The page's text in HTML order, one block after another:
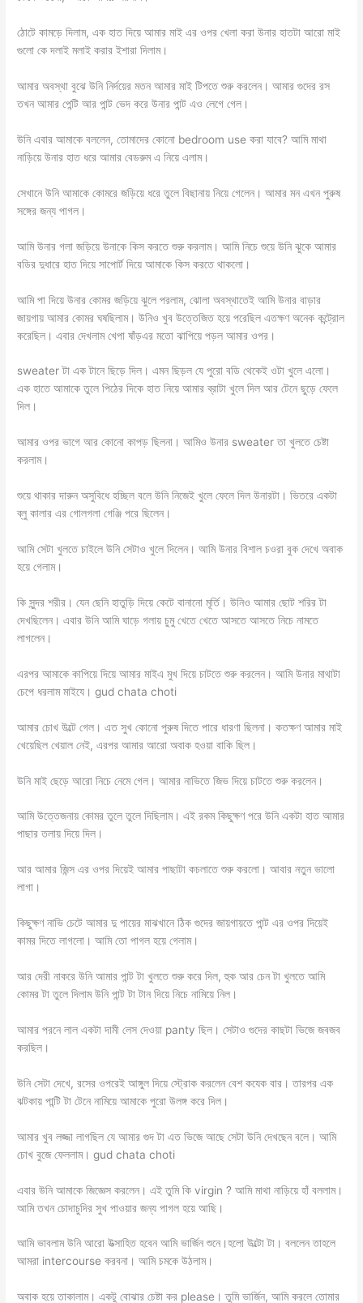
ঠোটে কামড়ে দিলাম, এক হাত দিয়ে আমার মাই এর ওপর খেলা করা উনার হাতটা আরো মাই
গুলো কে দলাই মলাই করার ইশারা দিলাম।
আমার অবস্থা বুঝে উনি নির্দয়ের মতন আমার মাই টিপতে শুরু করলেন। আমার গুদের রস
তখন আমার পেন্টি আর পান্ট ভেদ করে উনার পান্ট এও লেগে গেল।
উনি এবার আমাকে বললেন, তোমাদের কোনো bedroom use করা যাবে? আমি মাথা
নাড়িয়ে উনার হাত ধরে আমার বেডরুম এ নিয়ে এলাম।
সেখানে উনি আমাকে কোমরে জড়িয়ে ধরে তুলে বিছানায় নিয়ে গেলেন। আমার মন এখন পুরুষ
সঙ্গের জন্য পাগল।
আমি উনার গলা জড়িয়ে উনাকে কিস করতে শুরু করলাম। আমি নিচে শুয়ে উনি ঝুকে আমার
বডির দুধারে হাত দিয়ে সাপোর্ট দিয়ে আমাকে কিস করতে থাকলো।
আমি পা দিয়ে উনার কোমর জড়িয়ে ঝুলে পরলাম, ঝোলা অবস্থাতেই আমি উনার বাড়ার
জায়গায় আমার কোমর ঘষছিলাম। উনিও খুব উত্তেজিত হয়ে পরেছিল এতক্ষণ অনেক কন্ট্রোল
করেছিল। এবার দেখলাম খেপা ষাঁড়এর মতো ঝাপিয়ে পড়ল আমার ওপর।
sweater টা এক টানে ছিড়ে দিল। এমন ছিড়ল যে পুরো বডি থেকেই ওটা খুলে এলো।
এক হাতে আমাকে তুলে পিঠের দিকে হাত নিয়ে আমার ব্রাটা খুলে দিল আর টেনে ছুড়ে ফেলে
দিল।
আমার ওপর ভাগে আর কোনো কাপড় ছিলনা। আমিও উনার sweater তা খুলতে চেষ্টা
করলাম।
শুয়ে থাকার দারুন অসুবিধে হচ্ছিল বলে উনি নিজেই খুলে ফেলে দিল উনারটা। ভিতরে একটা
ব্লু কালার এর গোলগলা গেঞ্জি পরে ছিলেন।
আমি সেটা খুলতে চাইলে উনি সেটাও খুলে দিলেন। আমি উনার বিশাল চওরা বুক দেখে অবাক
হয়ে গেলাম।
কি সুন্দর শরীর। যেন ছেনি হাতুড়ি দিয়ে কেটে বানানো মূর্তি। উনিও আমার ছোট শরির টা
দেখছিলেন। এবার উনি আমি ঘাড়ে গলায় চুমু খেতে খেতে আসতে আসতে নিচে নামতে
লাগলেন।
এরপর আমাকে কাপিয়ে দিয়ে আমার মাইএ মুখ দিয়ে চাটতে শুরু করলেন। আমি উনার মাথাটা
চেপে ধরলাম মাইযে। gud chata choti
আমার চোখ উল্টে গেল। এত সুখ কোনো পুরুষ দিতে পারে ধারণা ছিলনা। কতক্ষণ আমার মাই
খেয়েছিল খেয়াল নেই, এরপর আমার আরো অবাক হওয়া বাকি ছিল।
উনি মাই ছেড়ে আরো নিচে নেমে গেল। আমার নাভিতে জিভ দিয়ে চাটতে শুরু করলেন।
আমি উত্তেজনায় কোমর তুলে তুলে দিছিলাম। এই রকম কিছুক্ষণ পরে উনি একটা হাত আমার
পাছার তলায় দিয়ে দিল।
আর আমার জিন্স এর ওপর দিয়েই আমার পাছাটা কচলাতে শুরু করলো। আবার নতুন ভালো
লাগা।
কিছুক্ষণ নাভি চেটে আমার দু পায়ের মাঝখানে ঠিক গুদের জায়গায়তে পান্ট এর ওপর দিয়েই
কামর দিতে লাগলো। আমি তো পাগল হয়ে গেলাম।
আর দেরী নাকরে উনি আমার পান্ট টা খুলতে শুরু করে দিল, হুক আর চেন টা খুলতে আমি
কোমর টা তুলে দিলাম উনি পান্ট টা টান দিয়ে নিচে নামিয়ে নিল।
আমার পরনে লাল একটা দামী লেস দেওয়া panty ছিল। সেটাও গুদের কাছটা ভিজে জবজব
করছিল।
উনি সেটা দেখে, রসের ওপরেই আঙ্গুল দিয়ে স্ট্রোক করলেন বেশ কযেক বার। তারপর এক
ঝটকায় পান্টি টা টেনে নামিয়ে আমাকে পুরো উলঙ্গ করে দিল।
আমার খুব লজ্জা লাগছিল যে আমার গুদ টা এত ভিজে আছে সেটা উনি দেখছেন বলে। আমি
চোখ বুজে ফেললাম। gud chata choti
এবার উনি আমাকে জিজ্ঞেস করলেন। এই তুমি কি virgin ? আমি মাথা নাড়িয়ে হাঁ বললাম।
আমি তখন চোদাচুদির সুখ পাওয়ার জন্য পাগল হয়ে আছি।
আমি ভাবলাম উনি আরো উত্সাহিত হবেন আমি ভার্জিন শুনে।হলো উল্টো টা। বললেন তাহলে
আমরা intercourse করবনা। আমি চমকে উঠলাম।
অবাক হয়ে তাকালাম। একটু বোঝার চেষ্টা কর please। তুমি ভার্জিন, আমি করলে তোমার